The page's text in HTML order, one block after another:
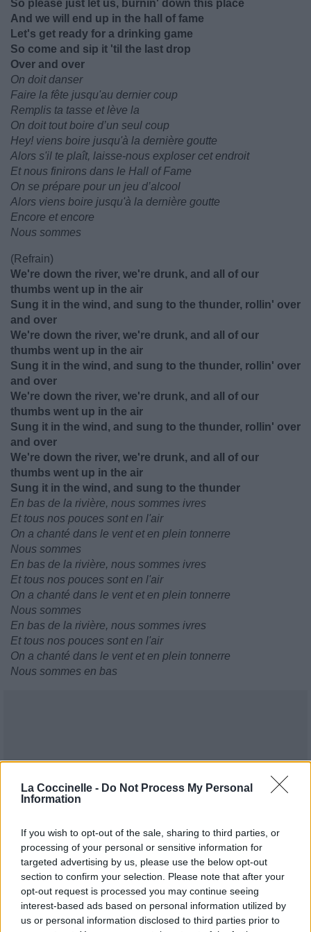
La Coccinelle - Do Not Process My Personal
Information
If you wish to opt-out of the sale, sharing to third parties, or
processing of your personal or sensitive information for
targeted advertising by us, please use the below opt-out
section to confirm your selection. Please note that after your
opt-out request is processed you may continue seeing
interest-based ads based on personal information utilized by
us or personal information disclosed to third parties prior to
So please just let us, burnin' down this place
And we will end up in the hall of fame
Let's get ready for a drinking game
So come and sip it 'til the last drop
Over and over
On doit danser
Faire la fête jusqu'au dernier coup
Remplis ta tasse et lève la
On doit tout boire d’un seul coup
Hey! viens boire jusqu'à la dernière goutte
Alors s'il te plaît, laisse-nous exploser cet endroit
Et nous finirons dans le Hall of Fame
On se prépare pour un jeu d’alcool
Alors viens boire jusqu'à la dernière goutte
Encore et encore
Nous sommes
(Refrain)
We're down the river, we're drunk, and all of our
thumbs went up in the air
Sung it in the wind, and sung to the thunder, rollin' over
and over
We're down the river, we're drunk, and all of our
thumbs went up in the air
Sung it in the wind, and sung to the thunder, rollin' over
and over
We're down the river, we're drunk, and all of our
thumbs went up in the air
Sung it in the wind, and sung to the thunder, rollin' over
and over
We're down the river, we're drunk, and all of our
thumbs went up in the air
Sung it in the wind, and sung to the thunder
En bas de la rivière, nous sommes ivres
Et tous nos pouces sont en l'air
On a chanté dans le vent et en plein tonnerre
Nous sommes
En bas de la rivière, nous sommes ivres
Et tous nos pouces sont en l'air
On a chanté dans le vent et en plein tonnerre
Nous sommes
En bas de la rivière, nous sommes ivres
Et tous nos pouces sont en l'air
On a chanté dans le vent et en plein tonnerre
Nous sommes en bas